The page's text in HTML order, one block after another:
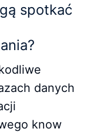
spotkać
danych
know